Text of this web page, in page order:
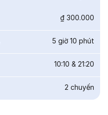
₫ 300.000
5 giờ 10 phút
10:10 & 21:20
2 chuyến